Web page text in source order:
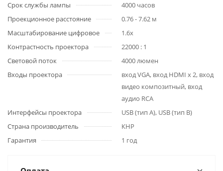
Срок службы лампы
4000 часов
Проекционное расстояние
0.76 - 7.62 м
Масштабирование цифровое
1.6x
Контрастность проектора
22000 : 1
Световой поток
4000 люмен
Входы проектора
вход VGA, вход HDMI x 2, вход
видео композитный, вход
аудио RCA
Интерфейсы проектора
USB (тип A), USB (тип B)
Страна производитель
КНР
Гарантия
1 год